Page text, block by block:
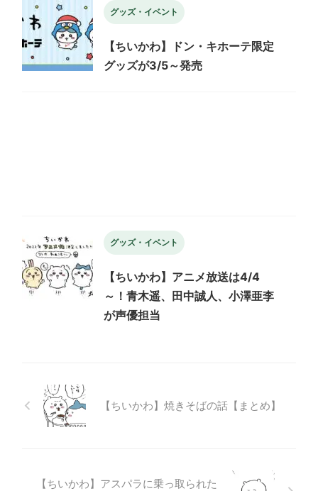
グッズ・イベント
【ちいかわ】ドン・キホーテ限定
グッズが3/5～発売
グッズ・イベント
【ちいかわ】アニメ放送は4/4
～！青木遥、田中誠人、小澤亜李
が声優担当
【ちいかわ】焼きそばの話【まとめ】
【ちいかわ】アスパラに乗っ取られた